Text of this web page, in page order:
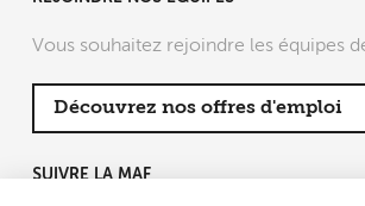
Vous souhaitez rejoindre les équipes
Découvrez nos offres d'emploi
SUIVRE LA MAF